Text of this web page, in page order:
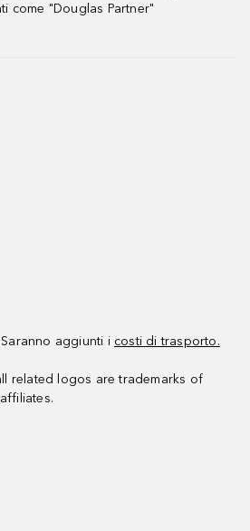
come "Douglas Partner"
aggiunti i costi di trasporto.
related logos are trademarks of